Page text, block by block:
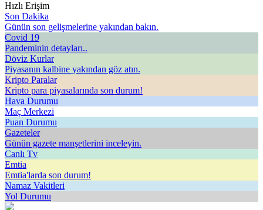
Hızlı Erişim
Son Dakika
Günün son gelişmelerine yakından bakın.
Covid 19
Pandeminin detayları..
Döviz Kurlar
Piyasanın kalbine yakından göz atın.
Kripto Paralar
Kripto para piyasalarında son durum!
Hava Durumu
Maç Merkezi
Puan Durumu
Gazeteler
Günün gazete manşetlerini inceleyin.
Canlı Tv
Emtia
Emtia'larda son durum!
Namaz Vakitleri
Yol Durumu